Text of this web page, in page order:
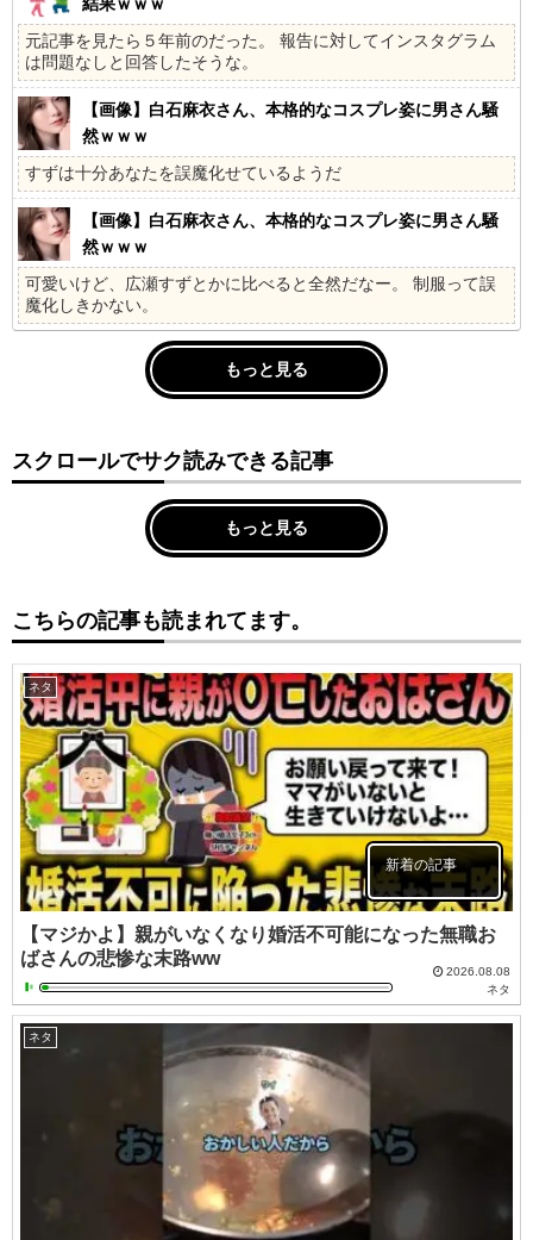
元記事を見たら５年前のだった。 報告に対してインスタグラム
は問題なしと回答したそうな。
【画像】白石麻衣さん、本格的なコスプレ姿に男さん騒
然ｗｗｗ
すずは十分あなたを誤魔化せているようだ
【画像】白石麻衣さん、本格的なコスプレ姿に男さん騒
然ｗｗｗ
可愛いけど、広瀬すずとかに比べると全然だなー。 制服って誤
魔化しきかない。
もっと見る
スクロールでサク読みできる記事
もっと見る
こちらの記事も読まれてます。
ネタ
新着の記事
【マジかよ】親がいなくなり婚活不可能になった無職お
ばさんの悲惨な末路ww
2026.08.08
ネタ
ネタ